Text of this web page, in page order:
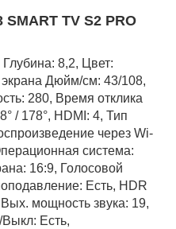
SMART TV S2 PRO
8,2, Цвет:
Дюйм/см: 43/108,
280, Время отклика
/ 178°, HDMI: 4, Тип
через Wi-
система:
16:9, Голосовой
Есть, HDR
мощность звука: 19,
Есть,